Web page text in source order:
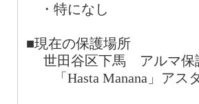
・特になし
■現在の保護場所
世田谷区下馬 アルマ保
「Hasta Manana」アス